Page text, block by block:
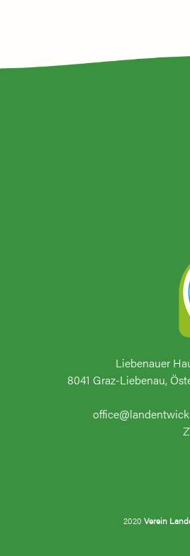
Liebenauer
8041 Graz-Liebenau,
2020 Verein